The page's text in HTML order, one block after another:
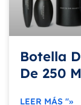
Botella
De 250
LEER MÁS "»